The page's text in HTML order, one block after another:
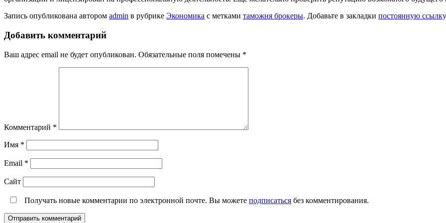
Запись опубликована автором admin в рубрике Экономика с метками таможня брокеры. Добавьте в закладки постоянную ссылку
Добавить комментарий
Ваш адрес email не будет опубликован. Обязательные поля помечены *
Комментарий *
Имя *
Email *
Сайт
Получать новые комментарии по электронной почте. Вы можете подписаться без комментирования.